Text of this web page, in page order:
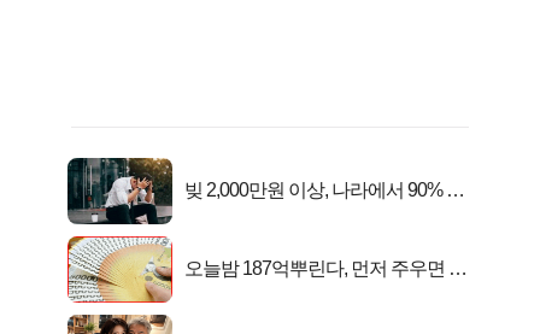
빚 2,000만원 이상, 나라에서 90% 갚
오늘밤 187억뿌린다, 먼저 주우면 최